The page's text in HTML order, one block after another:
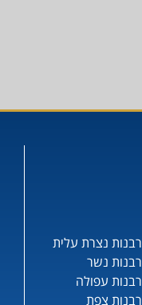
רבנות נצרת עלית
רבנות נשר
רבנות עפולה
רבנות צפת